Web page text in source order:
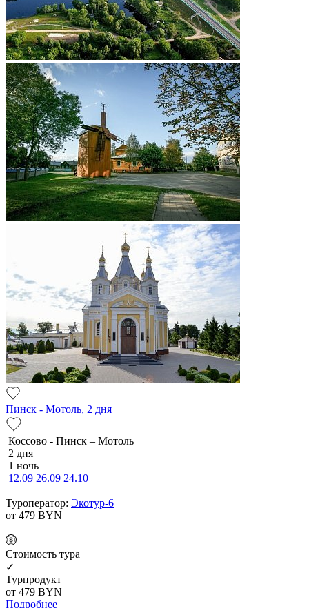
Пинск - Мотоль, 2 дня
Коссово - Пинск – Мотоль
2 дня
1 ночь
12.09 26.09 24.10
Туроператор: Экотур-6
от 479 BYN
Cтоимость тура
✓
Турпродукт
от 479 BYN
Подробнее